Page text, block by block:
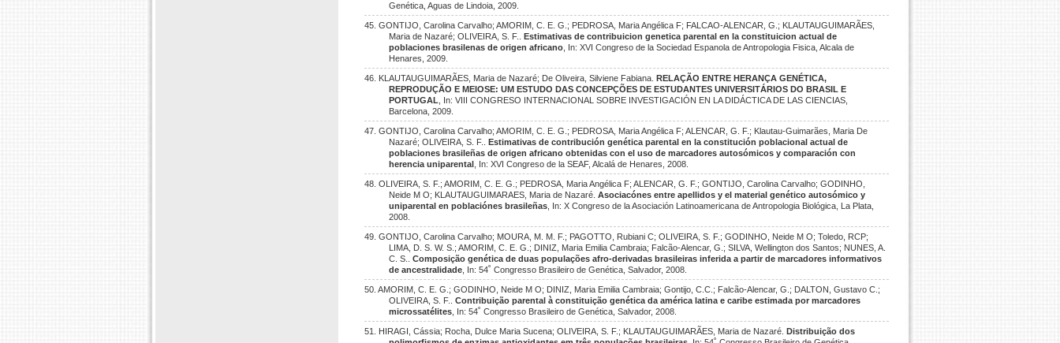
Genética, Aguas de Lindoia, 2009.
45. GONTIJO, Carolina Carvalho; AMORIM, C. E. G.; PEDROSA, Maria Angélica F; FALCAO-ALENCAR, G.; KLAUTAUGUIMARÃES,
Maria de Nazaré; OLIVEIRA, S. F..Estimativas de contribuicion genetica parental en la constituicion actual de
poblaciones brasilenas de origen africano , In: XVI Congreso de la Sociedad Espanola de Antropologia Fisica, Alcala de
Henares, 2009.
46. KLAUTAUGUIMARÃES, Maria de Nazaré; De Oliveira, Silviene Fabiana. RELAÇÃO ENTRE HERANÇA GENÉTICA,
REPRODUÇÃO E MEIOSE: UM ESTUDO DAS CONCEPÇÕES DE ESTUDANTES UNIVERSITÁRIOS DO BRASIL E
PORTUGAL
, In: VIII CONGRESO INTERNACIONAL SOBRE INVESTIGACIÓN EN LA DIDÁCTICA DE LAS CIENCIAS,
Barcelona, 2009.
47. GONTIJO, Carolina Carvalho; AMORIM, C. E. G.; PEDROSA, Maria Angélica F; ALENCAR, G. F.; Klautau-Guimarães, Maria De
Nazaré; OLIVEIRA, S. F..Estimativas de contribución genética parental en la constitución poblacional actual de
poblaciones brasileñas de origen africano obtenidas con el uso de marcadores autosómicos y comparación con
herencia uniparental , In: XVI Congreso de la SEAF, Alcalá de Henares, 2008.
48. OLIVEIRA, S. F.; AMORIM, C. E. G.; PEDROSA, Maria Angélica F; ALENCAR, G. F.; GONTIJO, Carolina Carvalho; GODINHO,
Neide M O; KLAUTAUGUIMARAES, Maria de Nazaré.Asociacónes entre apellidos y el material genético autosómico y
uniparental en poblaciónes brasileñas , In: X Congreso de la Asociación Latinoamericana de Antropologia Biológica, La Plata,
2008.
49. GONTIJO, Carolina Carvalho; MOURA, M. M. F.; PAGOTTO, Rubiani C; OLIVEIRA, S. F.; GODINHO, Neide M O; Toledo, RCP;
LIMA, D. S. W. S.; AMORIM, C. E. G.; DINIZ, Maria Emilia Cambraia; Falcão-Alencar, G.; SILVA, Wellington dos Santos; NUNES, A.
C. S..Composição genética de duas populações afro-derivadas brasileiras inferida a partir de marcadores informativos
de ancestralidade , In: 54˚ Congresso Brasileiro de Genética, Salvador, 2008.
50. AMORIM, C. E. G.; GODINHO, Neide M O; DINIZ, Maria Emilia Cambraia; Gontijo, C.C.; Falcão-Alencar, G.; DALTON, Gustavo C.;
OLIVEIRA, S. F..Contribuição parental à constituição genética da américa latina e caribe estimada por marcadores
microssatélites , In: 54˚ Congresso Brasileiro de Genética, Salvador, 2008.
51. HIRAGI, Cássia; Rocha, Dulce Maria Sucena; OLIVEIRA, S. F.; KLAUTAUGUIMARÃES, Maria de Nazaré. Distribuição dos